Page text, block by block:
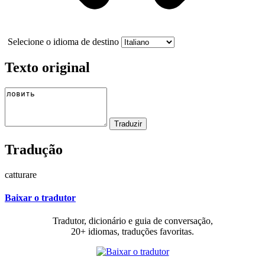
Selecione o idioma de destino
Texto original
Tradução
catturare
Baixar o tradutor
Tradutor, dicionário e guia de conversação,
20+ idiomas, traduções favoritas.